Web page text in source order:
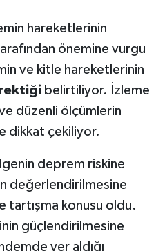
hareketlerinin
önemine vurgu
ve kitle hareketlerinin
belirtiliyor. İzleme
düzenli ölçümlerin
dikkat çekiliyor.
deprem riskine
değerlendirilmesine
tartışma konusu oldu.
güçlendirilmesine
yer aldığı